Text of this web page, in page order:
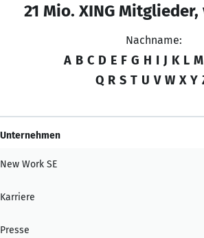
21 Mio. XING
Nachname:
A B C D E F G H I J K L M
Q R S T U V W X Y
Unternehmen
New Work SE
Karriere
Presse